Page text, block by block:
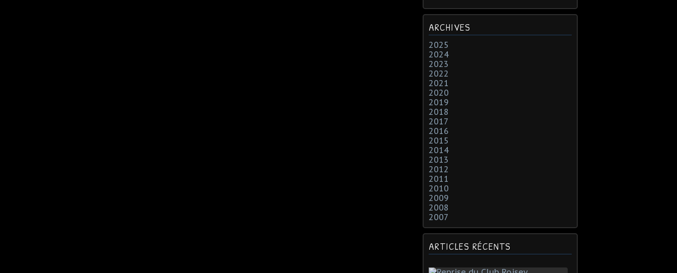
ARCHIVES
2025
2024
2023
2022
2021
2020
2019
2018
2017
2016
2015
2014
2013
2012
2011
2010
2009
2008
2007
ARTICLES RÉCENTS